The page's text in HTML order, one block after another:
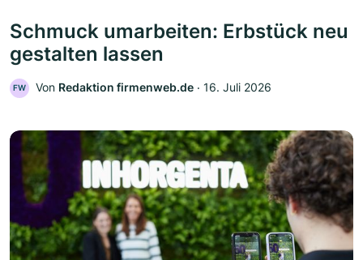
Schmuck umarbeiten: Erbstück neu
gestalten lassen
FW Von Redaktion firmenweb.de ‧ 16. Juli 2026